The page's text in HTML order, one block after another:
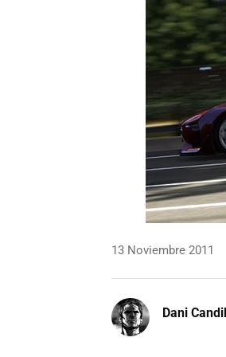
13 Noviembre 2011
Dani Candil